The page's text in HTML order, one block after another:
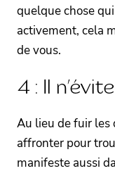
quelque chose
activement, cela
de vous.
4 : Il
Au lieu de fuir les
affronter pour
manifeste aussi